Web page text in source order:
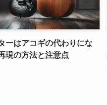
ーはアコギの代わりにな
現の方法と注意点